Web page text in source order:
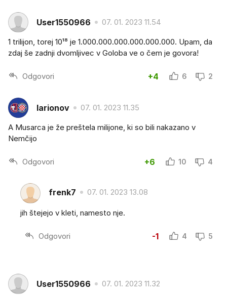
User1550966 07. 01. 2023 11.54
1 trilijon, torej 10¹⁸ je 1.000.000.000.000.000.000. Upam, da
zdaj še zadnji dvomljivec v Goloba ve o čem je govora!
Odgovori +4 6 2
larionov 07. 01. 2023 11.35
A Musarca je že preštela milijone, ki so bili nakazano v
Nemčijo
Odgovori +6 10 4
frenk7 07. 01. 2023 13.08
jih štejejo v kleti, namesto nje.
Odgovori -1 4 5
User1550966 07. 01. 2023 11.32